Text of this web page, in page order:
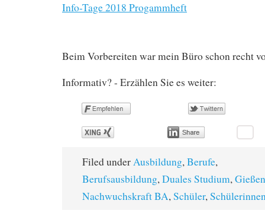
Info-Tage 2018 Progammheft
Beim Vorbereiten war mein Büro schon recht
Informativ? - Erzählen Sie es weiter:
Filed underAusbildung,Berufe,
Berufsausbildung,Duales Studium,Gießen
Nachwuchskraft BA,Schüler,